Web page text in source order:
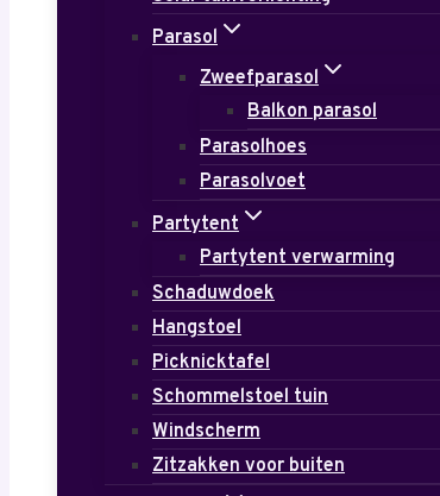
Parasol
Zweefparasol
Balkon parasol
Parasolhoes
Parasolvoet
Partytent
Partytent verwarming
Schaduwdoek
Hangstoel
Picknicktafel
Schommelstoel tuin
Windscherm
Zitzakken voor buiten